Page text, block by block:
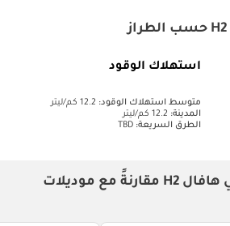
استهلاك الوقود
متوسط ​​استهلاك الوقود: 12.2 كم/ليتر
المدينة: 12.2 كم/ليتر
الطرق السريعة: TBD
استهلاك الوقود في هافال H2 مقارنةً مع موديلات